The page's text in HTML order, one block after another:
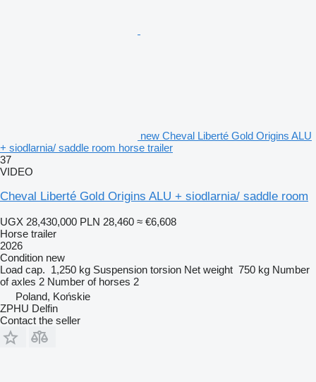
new Cheval Liberté Gold Origins ALU
+ siodlarnia/ saddle room horse trailer
37
VIDEO
Cheval Liberté Gold Origins ALU + siodlarnia/ saddle room
UGX 28,430,000 PLN 28,460 ≈ €6,608
Horse trailer
2026
Condition new
Load cap. 1,250 kg Suspension torsion Net weight 750 kg Number
of axles 2 Number of horses 2
Poland, Końskie
ZPHU Delfin
Contact the seller